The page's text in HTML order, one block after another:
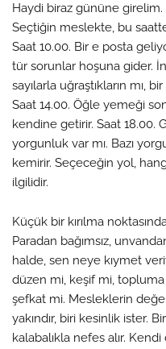
Haydi biraz gününe girelim.
Seçtiğin meslekte, bu
Saat 10.00. Bir e posta
tür sorunlar hoşuna gider.
sayılarla uğraştıkların mı,
Saat 14.00. Öğle yemeği
kendine getirir. Saat 18.00.
yorgunluk var mı. Bazı
kemirir. Seçeceğin yol,
ilgilidir.
Küçük bir kırılma
Paradan bağımsız,
halde, sen neye kıymet
düzen mi, keşif mi,
şefkat mi. Mesleklerin
yakındır, biri kesinlik ister.
kalabalıkla nefes alır.